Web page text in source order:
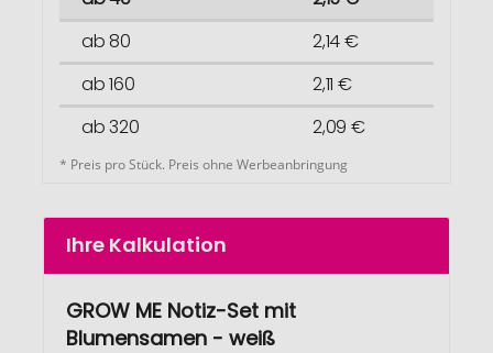
ab 80
2,14 €
ab 160
2,11 €
ab 320
2,09 €
* Preis pro Stück. Preis ohne Werbeanbringung
Ihre Kalkulation
GROW ME Notiz-Set mit
Blumensamen - weiß